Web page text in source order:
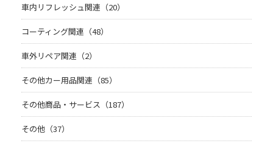
車内リフレッシュ関連（20）
コーティング関連（48）
車外リペア関連（2）
その他カー用品関連（85）
その他商品・サービス（187）
その他（37）